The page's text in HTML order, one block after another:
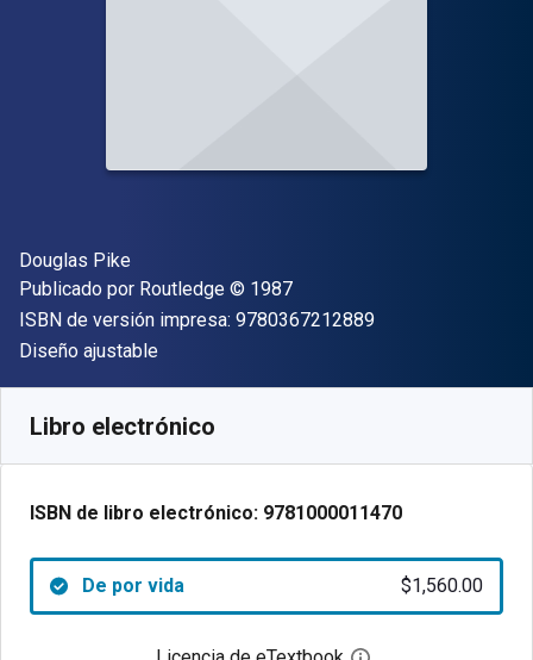
Autor(es)
Douglas Pike
Editor
Publicado por Routledge Copyright
© 1987
ISBN de versión impresa: 9780367212889"ISBN-13
Formato
Diseño ajustable
Libro electrónico
ISBN de libro electrónico: 9781000011470
De por vida $1,560.00